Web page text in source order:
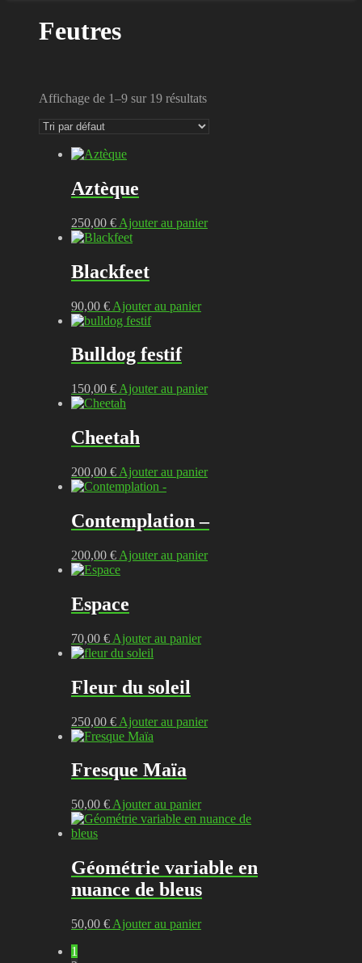
Feutres
Affichage de 1–9 sur 19 résultats
Aztèque
250,00 € Ajouter au panier
Blackfeet
90,00 € Ajouter au panier
Bulldog festif
150,00 € Ajouter au panier
Cheetah
200,00 € Ajouter au panier
Contemplation –
200,00 € Ajouter au panier
Espace
70,00 € Ajouter au panier
Fleur du soleil
250,00 € Ajouter au panier
Fresque Maïa
50,00 € Ajouter au panier
Géométrie variable en
nuance de bleus
50,00 € Ajouter au panier
1